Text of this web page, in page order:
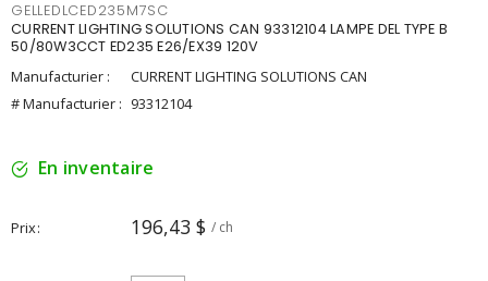
GELLEDLCED235M7SC
CURRENT LIGHTING SOLUTIONS CAN 93312104 LAMPE DEL TYPE B
50/80W3CCT ED235 E26/EX39 120V
Manufacturier :
CURRENT LIGHTING SOLUTIONS CAN
# Manufacturier : 93312104
En inventaire
Prix 196,43 $ / ch